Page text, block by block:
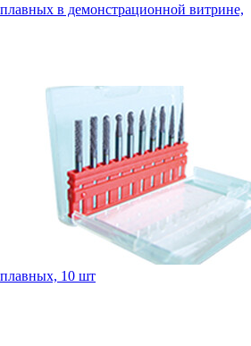
в демонстрационной витрине,
10 шт